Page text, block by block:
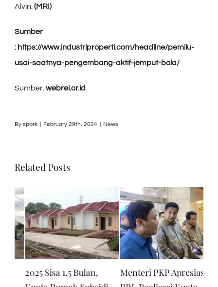
Alvin. (MRI)
Sumber
: https://www.industriproperti.com/headline/pemilu-
usai-saatnya-pengembang-aktif-jemput-bola/
Sumber:webrei.or.id
By spark February 29th, 2024 News
Related Posts
Menteri PKP Apresiasi
BRI Konsisten Dukung